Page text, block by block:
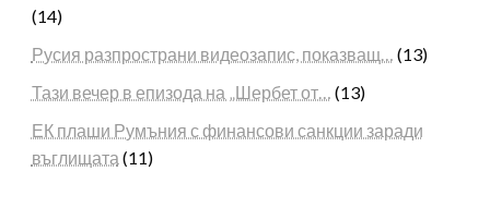
(14)
Русия разпространи видеозапис, показващ… (13)
Тази вечер в епизода на „Шербет от… (13)
ЕК плаши Румъния с финансови санкции заради
въглищата (11)